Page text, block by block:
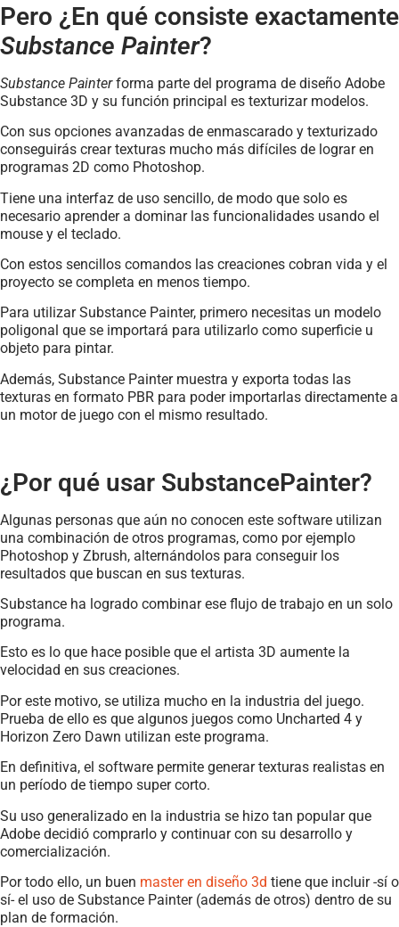
Pero ¿En qué consiste exactamente
Substance Painter?
Substance Painterforma parte del programa de diseño Adobe
Substance 3D y su función principal es texturizar modelos.
Con sus opciones avanzadas de enmascarado y texturizado
conseguirás crear texturas mucho más difíciles de lograr en
programas 2D como Photoshop.
Tiene una interfaz de uso sencillo, de modo que solo es
necesario aprender a dominar las funcionalidades usando el
mouse y el teclado.
Con estos sencillos comandos las creaciones cobran vida y el
proyecto se completa en menos tiempo.
Para utilizar Substance Painter, primero necesitas un modelo
poligonal que se importará para utilizarlo como superficie u
objeto para pintar.
Además, Substance Painter muestra y exporta todas las
texturas en formato PBR para poder importarlas directamente a
un motor de juego con el mismo resultado.
¿Por qué usar SubstancePainter?
Algunas personas que aún no conocen este software utilizan
una combinación de otros programas, como por ejemplo
Photoshop y Zbrush, alternándolos para conseguir los
resultados que buscan en sus texturas.
Substance ha logrado combinar ese flujo de trabajo en un solo
programa.
Esto es lo que hace posible que el artista 3D aumente la
velocidad en sus creaciones.
Por este motivo, se utiliza mucho en la industria del juego.
Prueba de ello es que algunos juegos como Uncharted 4 y
Horizon Zero Dawn utilizan este programa.
En definitiva, el software permite generar texturas realistas en
un período de tiempo super corto.
Su uso generalizado en la industria se hizo tan popular que
Adobe decidió comprarlo y continuar con su desarrollo y
comercialización.
Por todo ello, un buen master en diseño 3d tiene que incluir -sí o
sí- el uso de Substance Painter (además de otros) dentro de su
plan de formación.